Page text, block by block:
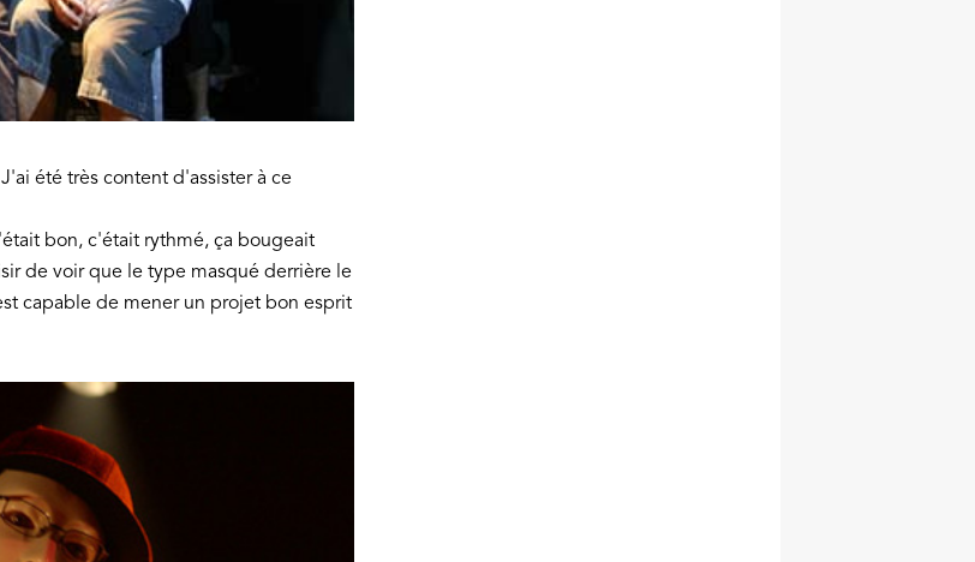
été très content d'assister à ce
bon, c'était rythmé, ça bougeait
de voir que le type masqué derrière le
capable de mener un projet bon esprit